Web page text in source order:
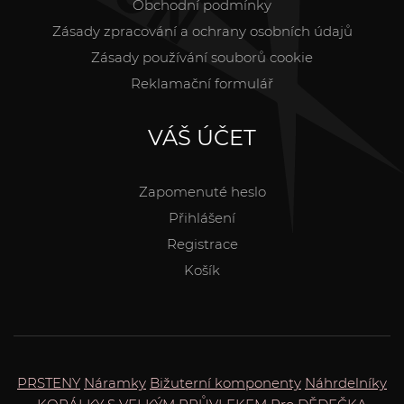
Obchodní podmínky
Zásady zpracování a ochrany osobních údajů
Zásady používání souborů cookie
Reklamační formulář
VÁŠ ÚČET
Zapomenuté heslo
Přihlášení
Registrace
Košík
PRSTENY Náramky Bižuterní komponenty Náhrdelníky